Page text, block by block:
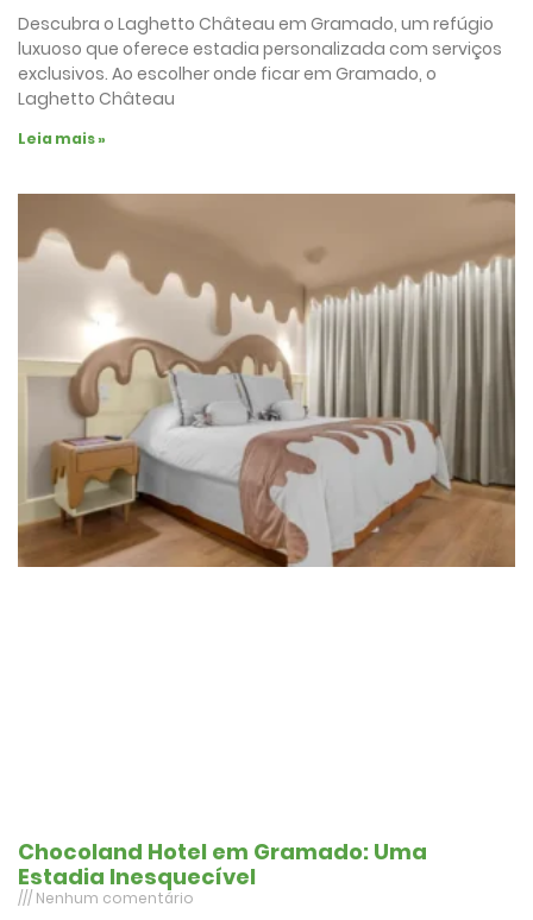
Descubra o Laghetto Château em Gramado, um refúgio
luxuoso que oferece estadia personalizada com serviços
exclusivos. Ao escolher onde ficar em Gramado, o
Laghetto Château
Leia mais »
Chocoland Hotel em Gramado: Uma
Estadia Inesquecível
Nenhum comentário